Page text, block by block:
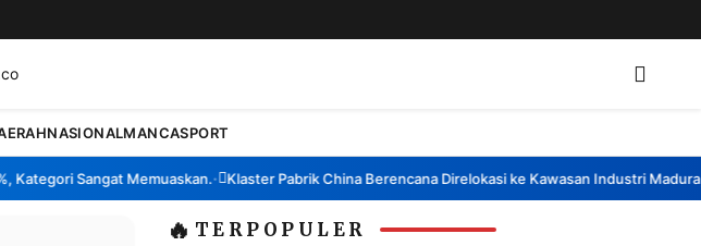
NASIONALMANCASPORT
Sangat Memuaskan.• Klaster Pabrik China Berencana Direlokasi ke Kawasan Industri Madura,
🔥 TERPOPULER